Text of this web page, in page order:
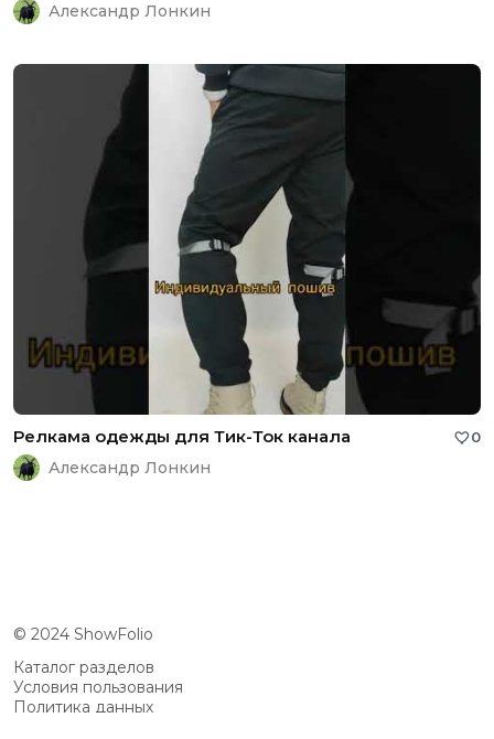
Александр Лонкин
Релкама одежды для Тик-Ток канала 0
Александр Лонкин
© 2024 ShowFolio
Каталог разделов
Условия пользования
Политика данных